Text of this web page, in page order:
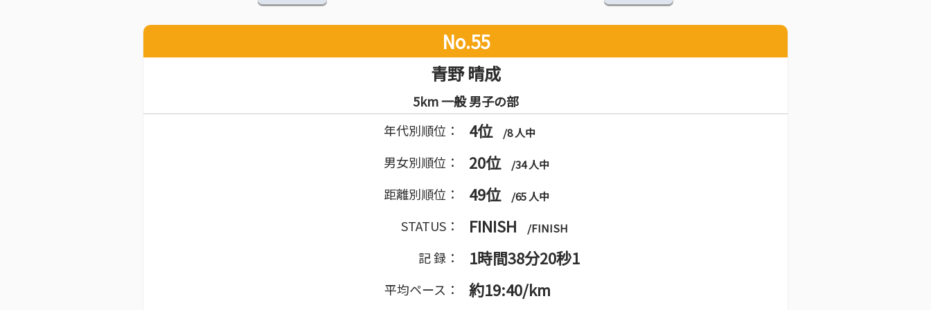
No.55
青野 晴成
5km 一般 男子の部
年代別順位：
4位 /8 人中
男女別順位： 20位 /34 人中
距離別順位： 49位 /65 人中
STATUS： FINISH /FINISH
記 録： 1時間38分20秒1
平均ペース： 約19:40/km